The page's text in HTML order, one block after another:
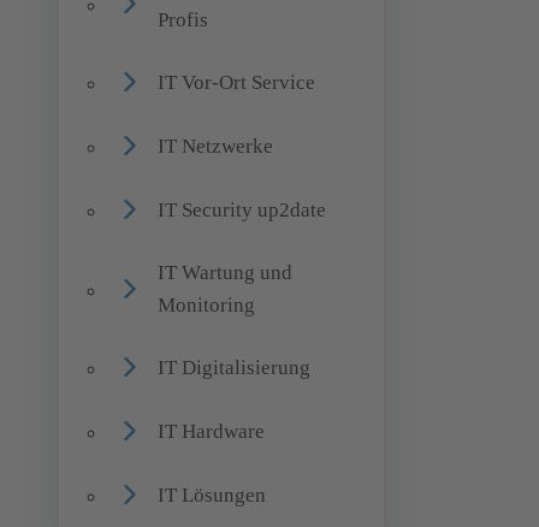
Profis
IT Vor-Ort Service
IT Netzwerke
IT Security up2date
IT Wartung und
Monitoring
IT Digitalisierung
IT Hardware
IT Lösungen